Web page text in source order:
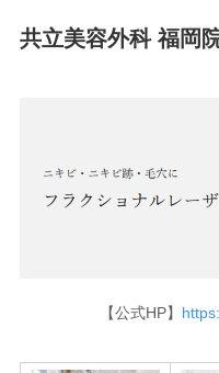
共立美容外科 福岡
【公式HP】